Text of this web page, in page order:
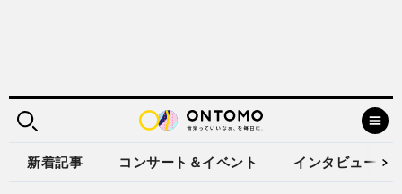
新着記事 コンサート＆イベント インタビュー